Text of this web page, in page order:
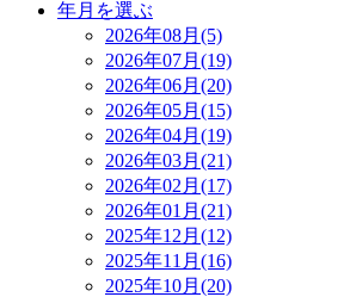
年月を選ぶ
2026年08月(5)
2026年07月(19)
2026年06月(20)
2026年05月(15)
2026年04月(19)
2026年03月(21)
2026年02月(17)
2026年01月(21)
2025年12月(12)
2025年11月(16)
2025年10月(20)